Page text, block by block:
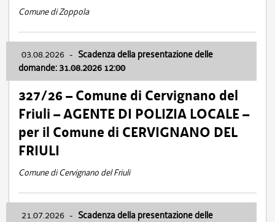
Comune di Zoppola
03.08.2026 - Scadenza della presentazione delle
domande: 31.08.2026 12:00
327/26 – Comune di Cervignano del
Friuli – AGENTE DI POLIZIA LOCALE –
per il Comune di CERVIGNANO DEL
FRIULI
Comune di Cervignano del Friuli
21.07.2026 - Scadenza della presentazione delle